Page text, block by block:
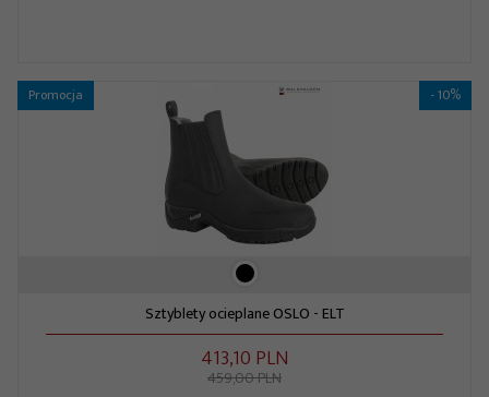
Promocja - 10%
Sztyblety ocieplane OSLO - ELT
413,10 PLN
459,00 PLN